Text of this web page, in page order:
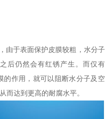
由于表面保护皮膜较粗，水分子
后仍然会有红锈产生。而仅有
的作用，就可以阻断水分子及空
而达到更高的耐腐水平。